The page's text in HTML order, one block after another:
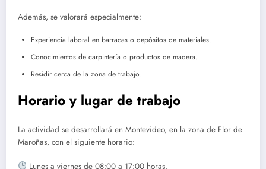
Además, se valorará especialmente:
Experiencia laboral en barracas o depósitos de materiales.
Conocimientos de carpintería o productos de madera.
Residir cerca de la zona de trabajo.
Horario y lugar de trabajo
La actividad se desarrollará en Montevideo, en la zona de Flor de
Maroñas, con el siguiente horario:
Lunes a viernes de 08:00 a 17:00 horas.